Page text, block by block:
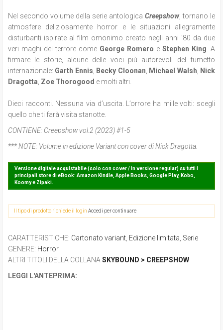
Nel secondo volume della serie antologica Creepshow, tornano le
atmosfere deliziosamente horror e le situazioni allegramente
disturbanti ispirate al film omonimo creato negli anni '80 da due
veri maghi del terrore come George Romero e Stephen King . A
firmare le storie, alcune delle voci più autorevoli del fumetto
internazionale: Garth Ennis Becky Cloonan Michael Walsh
Nick
Dragotta Zoe Thorogood e molti altri.
Dieci racconti. Nessuna via d’uscita. L’orrore ha mille volti: scegli
quello che ti farà visita stanotte.
CONTIENE: Creepshow vol.2 (2023) #1-5
*** NOTE: Volume in edizione Variant con cover di Nick Dragotta.
Versione digitale acquistabile (solo con cover / in versione regular) su tutti i
principali store di eBook: Amazon Kindle, Apple Books, Google Play, Kobo,
Koomy e Zipaki.
Il tipo di prodotto richiede il login Accedi per continuare
CARATTERISTICHE: Cartonato variant Edizione limitata Serie
GENERE: Horror
ALTRI TITOLI DELLA COLLANA SKYBOUND > CREEPSHOW
LEGGI L'ANTEPRIMA: